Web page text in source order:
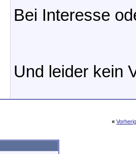
Bei Interesse
Und leider kein
«